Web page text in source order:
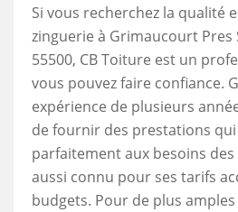
Si vous recherchez la qualité
zinguerie à Grimaucourt Pres
55500, CB Toiture est un
vous pouvez faire confiance.
expérience de plusieurs
de fournir des prestations
parfaitement aux besoins
aussi connu pour ses tarifs
budgets. Pour de plus